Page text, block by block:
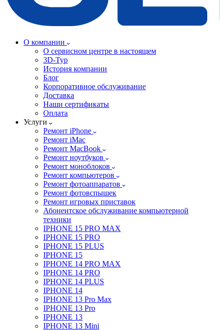
О компании
О сервисном центре в настоящем
3D-Тур
История компании
Блог
Корпоративное обслуживание
Доставка
Наши сертификаты
Оплата
Услуги
Ремонт iPhone
Ремонт iMac
Ремонт MacBook
Ремонт ноутбуков
Ремонт моноблоков
Ремонт компьютеров
Ремонт фотоаппаратов
Ремонт фотовспышек
Ремонт игровых приставок
Абонентское обслуживание компьютерной
техники
IPHONE 15 PRO MAX
IPHONE 15 PRO
IPHONE 15 PLUS
IPHONE 15
IPHONE 14 PRO MAX
IPHONE 14 PRO
IPHONE 14 PLUS
IPHONE 14
IPHONE 13 Pro Max
IPHONE 13 Pro
IPHONE 13
IPHONE 13 Mini